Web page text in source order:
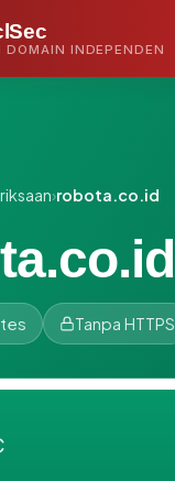
DOMAIN INDEPENDEN
›robota.co.id
Tanpa HTTPS